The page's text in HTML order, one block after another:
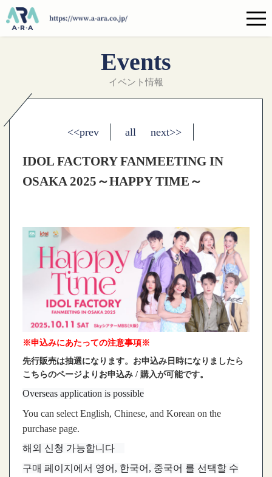
Events
イベント情報
<<prev all next>>
IDOL FACTORY FANMEETING IN
OSAKA 2025～HAPPY TIME～
※申込みにあたっての注意事項※
先行販売は抽選になります。お申込み日時になりましたら
こちらのページよりお申込み / 購入が可能です。
Overseas application is possible
You can select English, Chinese, and Korean on the
purchase page.
해외 신청 가능합니다
구매 페이지에서 영어, 한국어, 중국어 를 선택할 수